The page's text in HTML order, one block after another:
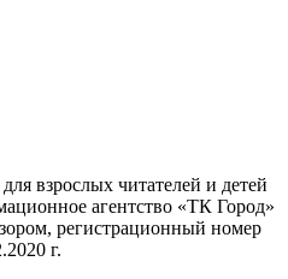
взрослых читателей и детей
агентство «ТК Город»
регистрационный номер
г.